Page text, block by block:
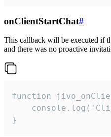
onClientStartChat#
This callback will be executed if
and there was no proactive
function
}